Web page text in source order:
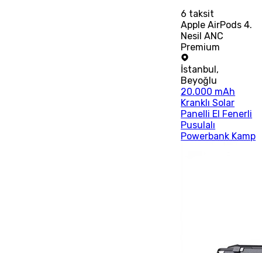
6 taksit
Apple AirPods 4.
Nesil ANC
Premium
İstanbul ,
Beyoğlu
20.000 mAh
Kranklı Solar
Panelli El Fenerli
Pusulalı
Powerbank Kamp